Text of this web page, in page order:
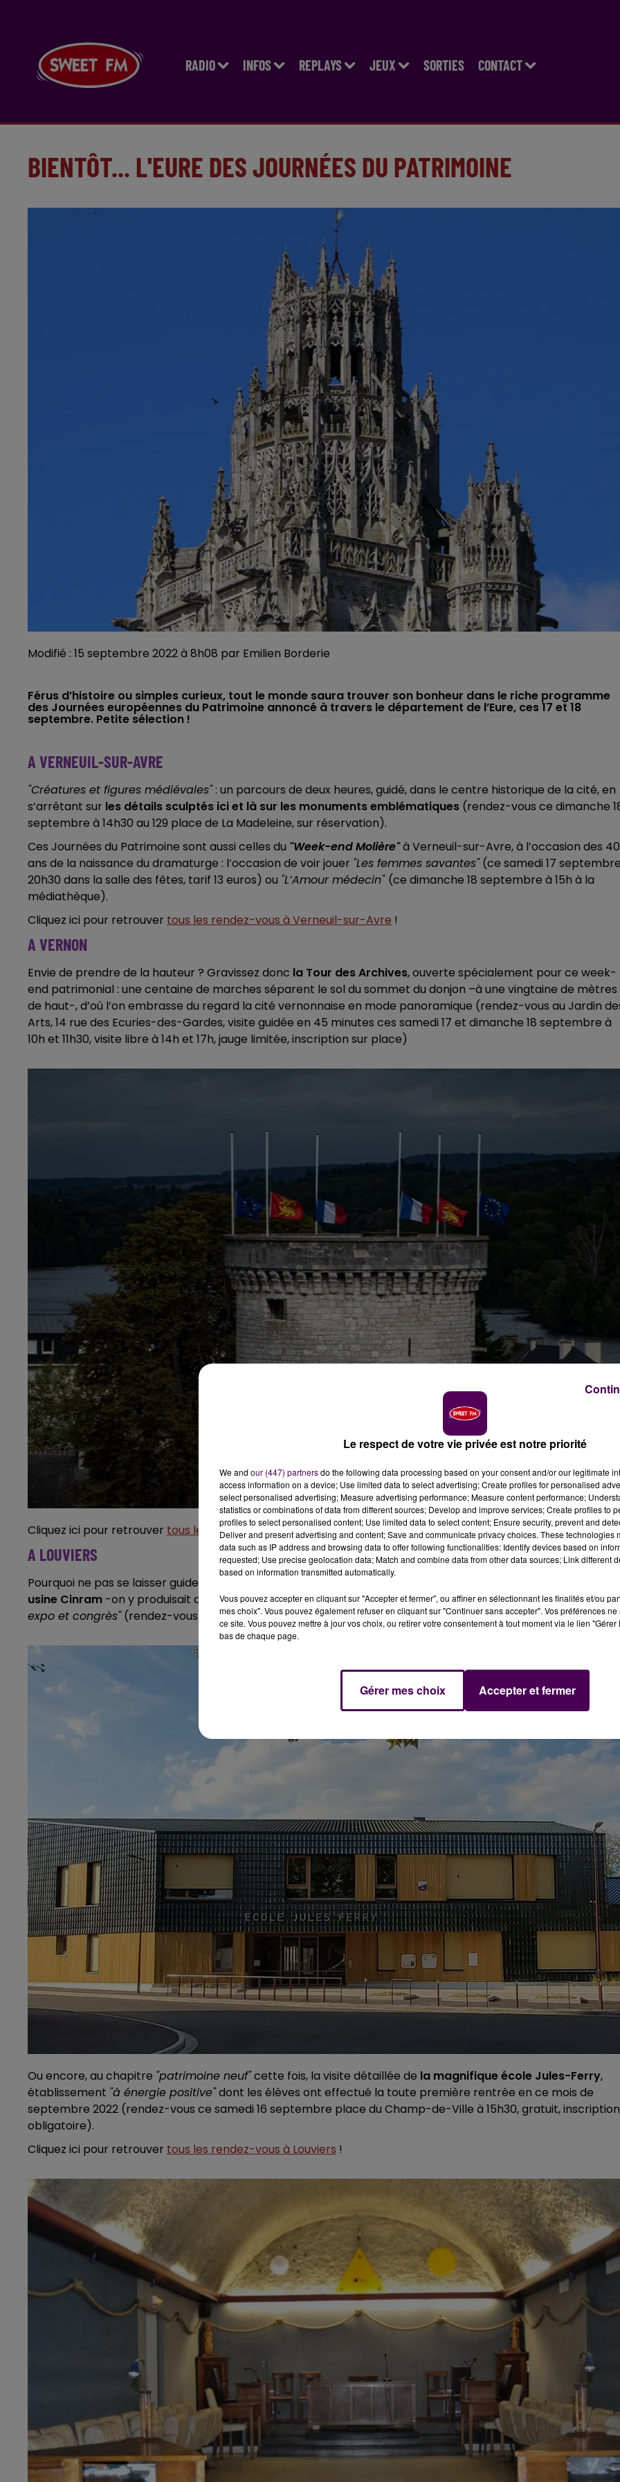
RADIO INFOS REPLAYS JEUX SORTIES CONTACT
BIENTÔT... L'EURE DES JOURNÉES DU PATRIMOINE
Modifié : 15 septembre 2022 à 8h08 par Emilien Borderie
Férus d’histoire ou simples curieux, tout le monde saura trouver son bonheur dans le riche programme
des Journées européennes du Patrimoine annoncé à travers le département de l’Eure, ces 17 et 18
septembre. Petite sélection !
A VERNEUIL-SUR-AVRE
"Créatures et figures médiévales": un parcours de deux heures, guidé, dans le centre historique de la cité, en
s’arrêtant sur les détails sculptés ici et là sur les monuments emblématiques (rendez-vous ce dimanche
septembre à 14h30 au 129 place de La Madeleine, sur réservation).
Ces Journées du Patrimoine sont aussi celles du "Week-end Molière"à Verneuil-sur-Avre, à l’occasion des
ans de la naissance du dramaturge : l’occasion de voir jouer "Les femmes savantes"(ce samedi 17
20h30 dans la salle des fêtes, tarif 13 euros) ou "L’Amour médecin" (ce dimanche 18 septembre à 15h à la
médiathèque).
Cliquez ici pour retrouver tous les rendez-vous à Verneuil-sur-Avre !
A VERNON
Envie de prendre de la hauteur ? Gravissez donc la Tour des Archives, ouverte spécialement pour ce week-
end patrimonial : une centaine de marches séparent le sol du sommet du donjon –à une vingtaine de mètres
de haut-, d’où l’on embrasse du regard la cité vernonnaise en mode panoramique (rendez-vous au Jardin
Arts, 14 rue des Ecuries-des-Gardes, visite guidée en 45 minutes ces samedi 17 et dimanche 18 septembre à
10h et 11h30, visite libre à 14h et 17h, jauge limitée, inscription sur place)
Cliquez ici pour retrouver tous les rendez-vous à Vernon!
A LOUVIERS
Pourquoi ne pas se laisser guider pour découvrir un exemple de "patrimoine réhabilité"
usine Cinram -on y produisait des DVD jusqu’à la liquidation judiciaire il y a tout juste dix ans-, devenue"hub
expo et congrès"(rendez-vous ce samedi 16 septembre sur l’esplanade Nelson-Mandela à 15h, gratuit) ?
Ou encore, au chapitre "patrimoine neuf"cette fois, la visite détaillée de la magnifique école Jules-Ferry,
établissement "à énergie positive"dont les élèves ont effectué la toute première rentrée en ce mois de
septembre 2022 (rendez-vous ce samedi 16 septembre place du Champ-de-Ville à 15h30, gratuit, inscription
obligatoire).
Cliquez ici pour retrouver tous les rendez-vous à Louviers !
Le respect de votre vie privée est notre priorité
We and our (447) partnersdo the following data processing based on your consent and/or our legitimate
access information on a device; Use limited data to select advertising; Create profiles for personalised
select personalised advertising; Measure advertising performance; Measure content performance;
statistics or combinations of data from different sources; Develop and improve services; Create profiles to
profiles to select personalised content; Use limited data to select content; Ensure security, prevent and
Deliver and present advertising and content; Save and communicate privacy choices. These technologies
data such as IP address and browsing data to offer following functionalities: Identify devices based on
requested; Use precise geolocation data; Match and combine data from other data sources; Link different
based on information transmitted automatically.
Vous pouvez accepter en cliquant sur "Accepter et fermer", ou affiner en sélectionnant les finalités et/ou
mes choix". Vous pouvez également refuser en cliquant sur "Continuer sans accepter". Vos préférences
ce site. Vous pouvez mettre à jour vos choix, ou retirer votre consentement à tout moment via le lien
bas de chaque page.
Gérer mes choix Accepter et fermer